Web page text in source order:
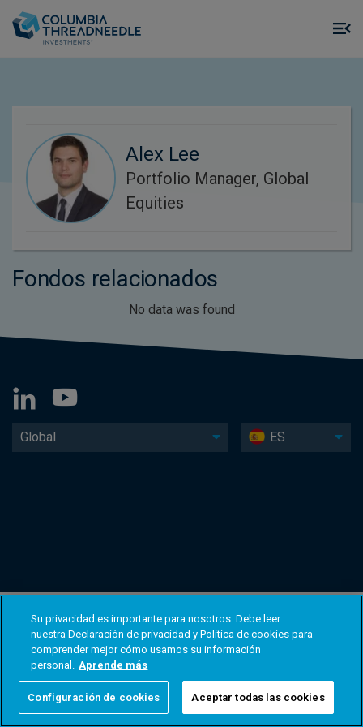
Alex Lee
Portfolio Manager, Global
Equities
Fondos relacionados
No data was found
Global ES
Su privacidad es importante para nosotros. Debe leer
nuestra Declaración de privacidad y Política de cookies para
comprender mejor cómo usamos su información
personal. Aprende más
Configuración de cookies Aceptar todas las cookies